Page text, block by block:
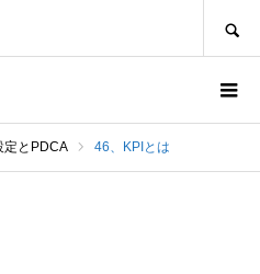
定とPDCA 46、KPIとは